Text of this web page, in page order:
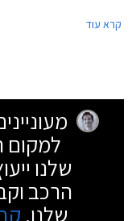
פרוטוקול המבחן שהפך
טרנזיט ולפורד טרנזיט
קרא עוד
למקום
שלנו
הרכב
שלנו.